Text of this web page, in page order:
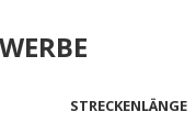
STRECKENLÄNGE